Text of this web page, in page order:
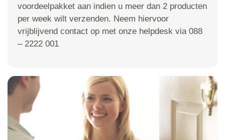
voordeelpakket aan indien u meer dan 2 producten
per week wilt verzenden. Neem hiervoor
vrijblijvend contact op met onze helpdesk via 088
– 2222 001